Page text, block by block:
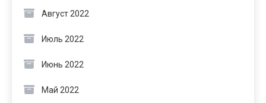
Август 2022
Июль 2022
Июнь 2022
Май 2022